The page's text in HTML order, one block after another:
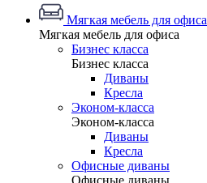
Мягкая мебель для офиса
Мягкая мебель для офиса
Бизнес класса
Бизнес класса
Диваны
Кресла
Эконом-класса
Эконом-класса
Диваны
Кресла
Офисные диваны
Офисные диваны